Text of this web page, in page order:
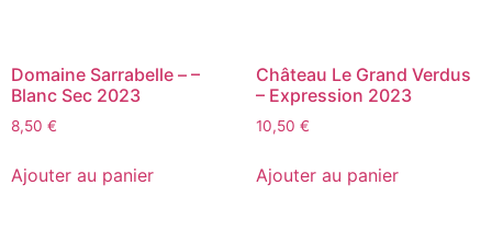
Domaine Sarrabelle – –
Blanc Sec 2023
8,50 €
Ajouter au panier
Château Le Grand Verdus
– Expression 2023
10,50 €
Ajouter au panier